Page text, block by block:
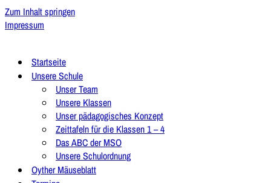
Zum Inhalt springen
Impressum
Startseite
Unsere Schule
Unser Team
Unsere Klassen
Unser pädagogisches Konzept
Zeittafeln für die Klassen 1 – 4
Das ABC der MSO
Unsere Schulordnung
Oyther Mäuseblatt